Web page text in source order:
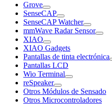
Grove
SenseCAP
SenseCAP Watcher
mmWave Radar Sensor
XIAO
XIAO Gadgets
Pantallas de tinta electrónica
Pantallas LCD
Wio Terminal
reSpeaker
Otros Módulos de Sensado
Otros Microcontroladores